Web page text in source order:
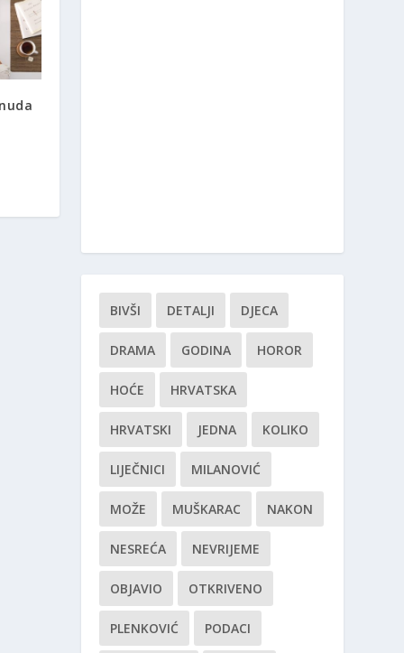
BIVŠI DETALJI DJECA
DRAMA GODINA HOROR
HOĆE HRVATSKA
HRVATSKI JEDNA KOLIKO
LIJEČNICI MILANOVIĆ
MOŽE MUŠKARAC NAKON
NESREĆA NEVRIJEME
OBJAVIO OTKRIVENO
PLENKOVIĆ PODACI